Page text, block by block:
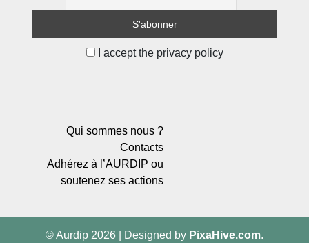
I accept the privacy policy
Qui sommes nous ?
Contacts
Adhérez à l’AURDIP ou
soutenez ses actions
© Aurdip 2026 Designed by PixaHive.com.